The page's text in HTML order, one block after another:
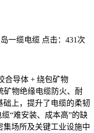
一缆电缆 点击：431次
合导体 + 绕包矿物
矿物绝缘电缆防火、耐
础上，提升了电缆的柔韧
“难安装、成本高”的缺
集场所及关键工业设施中